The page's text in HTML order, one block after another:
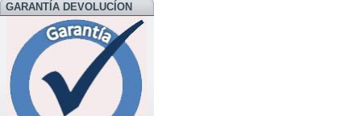
GARANTÍA DEVOLUCÍON